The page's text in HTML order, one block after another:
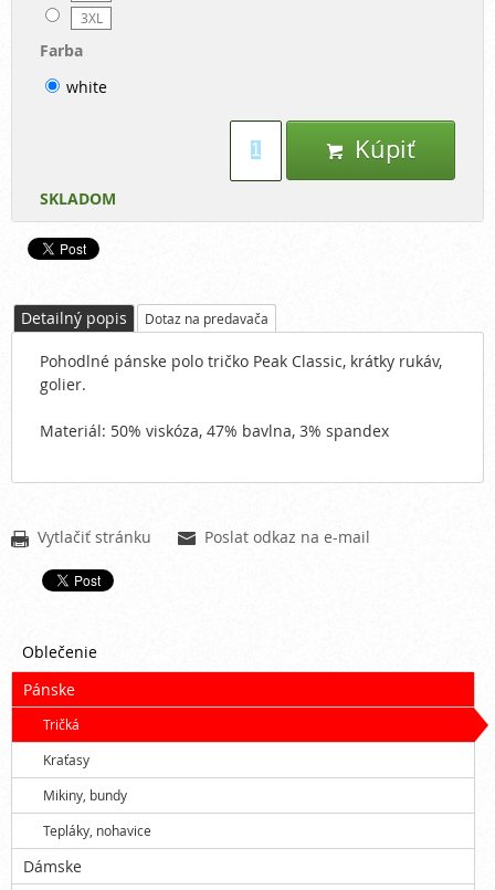
3XL
Farba
white
 Kúpiť
SKLADOM
Detailný popis Dotaz na predavača
Pohodlné pánske polo tričko Peak Classic, krátky rukáv,
golier.
Materiál: 50% viskóza, 47% bavlna, 3% spandex
 Vytlačiť stránku  Poslat odkaz na e-mail
Oblečenie
Pánske
Tričká
Kraťasy
Mikiny, bundy
Tepláky, nohavice
Dámske